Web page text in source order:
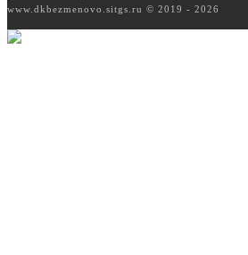
www.dkbezmenovo.sitgs.ru © 2019 - 2026